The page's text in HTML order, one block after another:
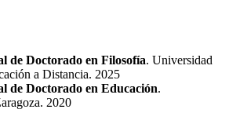
de Doctorado en Filosofía. Universidad
a Distancia. 2025
de Doctorado en Educación.
2020